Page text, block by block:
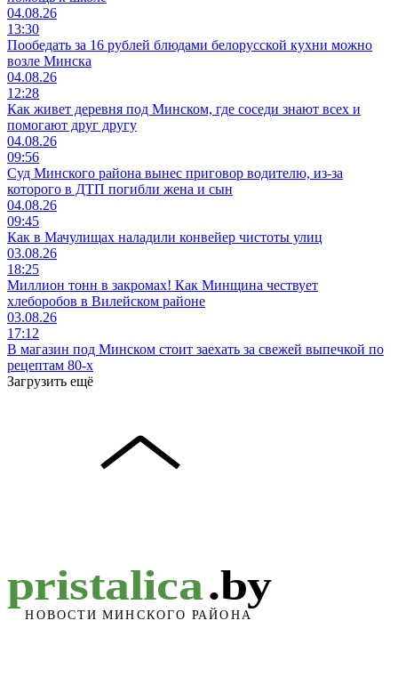
04.08.26
13:30
Пообедать за 16 рублей блюдами белорусской кухни можно
возле Минска
04.08.26
12:28
Как живет деревня под Минском, где соседи знают всех и
помогают друг другу
04.08.26
09:56
Суд Минского района вынес приговор водителю, из-за
которого в ДТП погибли жена и сын
04.08.26
09:45
Как в Мачулищах наладили конвейер чистоты улиц
03.08.26
18:25
Миллион тонн в закромах! Как Минщина чествует
хлеборобов в Вилейском районе
03.08.26
17:12
В магазин под Минском стоит заехать за свежей выпечкой по
рецептам 80-х
Загрузить ещё